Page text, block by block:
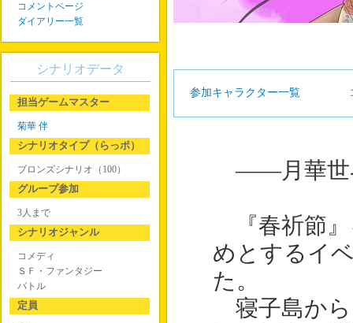
参加キャラクター一覧
――月華世
『春祈節』
めとするイ
た。
寝子島から
コメントページ
ダイアリー一覧
シナリオデータ
担当ゲームマスター
菊華 伴
シナリオタイプ（らっポ）
ブロンズシナリオ（100）
グループ参加
3人まで
シナリオジャンル
コメディ
ＳＦ・ファンタジー
バトル
定員